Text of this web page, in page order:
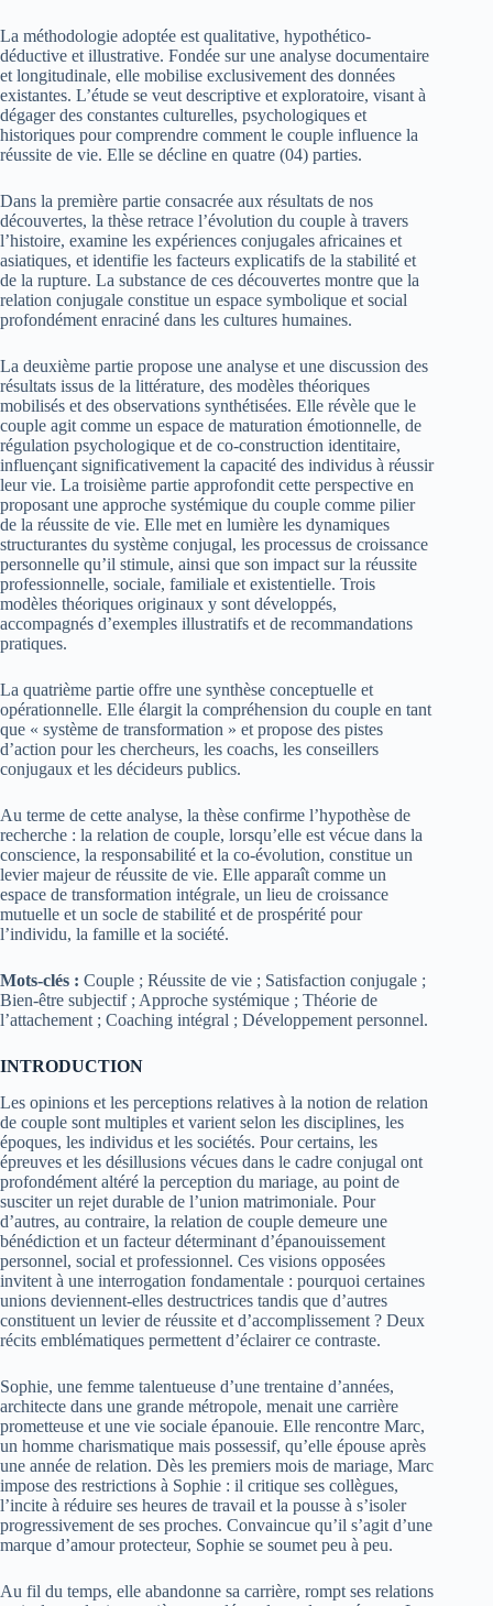
La méthodologie adoptée est qualitative, hypothético-
déductive et illustrative. Fondée sur une analyse documentaire
et longitudinale, elle mobilise exclusivement des données
existantes. L’étude se veut descriptive et exploratoire, visant à
dégager des constantes culturelles, psychologiques et
historiques pour comprendre comment le couple influence la
réussite de vie. Elle se décline en quatre (04) parties.
Dans la première partie consacrée aux résultats de nos
découvertes, la thèse retrace l’évolution du couple à travers
l’histoire, examine les expériences conjugales africaines et
asiatiques, et identifie les facteurs explicatifs de la stabilité et
de la rupture. La substance de ces découvertes montre que la
relation conjugale constitue un espace symbolique et social
profondément enraciné dans les cultures humaines.
La deuxième partie propose une analyse et une discussion des
résultats issus de la littérature, des modèles théoriques
mobilisés et des observations synthétisées. Elle révèle que le
couple agit comme un espace de maturation émotionnelle, de
régulation psychologique et de co-construction identitaire,
influençant significativement la capacité des individus à réussir
leur vie. La troisième partie approfondit cette perspective en
proposant une approche systémique du couple comme pilier
de la réussite de vie. Elle met en lumière les dynamiques
structurantes du système conjugal, les processus de croissance
personnelle qu’il stimule, ainsi que son impact sur la réussite
professionnelle, sociale, familiale et existentielle. Trois
modèles théoriques originaux y sont développés,
accompagnés d’exemples illustratifs et de recommandations
pratiques.
La quatrième partie offre une synthèse conceptuelle et
opérationnelle. Elle élargit la compréhension du couple en tant
que « système de transformation » et propose des pistes
d’action pour les chercheurs, les coachs, les conseillers
conjugaux et les décideurs publics.
Au terme de cette analyse, la thèse confirme l’hypothèse de
recherche : la relation de couple, lorsqu’elle est vécue dans la
conscience, la responsabilité et la co-évolution, constitue un
levier majeur de réussite de vie. Elle apparaît comme un
espace de transformation intégrale, un lieu de croissance
mutuelle et un socle de stabilité et de prospérité pour
l’individu, la famille et la société.
Mots-clés : Couple ; Réussite de vie ; Satisfaction conjugale ;
Bien-être subjectif ; Approche systémique ; Théorie de
l’attachement ; Coaching intégral ; Développement personnel.
INTRODUCTION
Les opinions et les perceptions relatives à la notion de relation
de couple sont multiples et varient selon les disciplines, les
époques, les individus et les sociétés. Pour certains, les
épreuves et les désillusions vécues dans le cadre conjugal ont
profondément altéré la perception du mariage, au point de
susciter un rejet durable de l’union matrimoniale. Pour
d’autres, au contraire, la relation de couple demeure une
bénédiction et un facteur déterminant d’épanouissement
personnel, social et professionnel. Ces visions opposées
invitent à une interrogation fondamentale : pourquoi certaines
unions deviennent-elles destructrices tandis que d’autres
constituent un levier de réussite et d’accomplissement ? Deux
récits emblématiques permettent d’éclairer ce contraste.
Sophie, une femme talentueuse d’une trentaine d’années,
architecte dans une grande métropole, menait une carrière
prometteuse et une vie sociale épanouie. Elle rencontre Marc,
un homme charismatique mais possessif, qu’elle épouse après
une année de relation. Dès les premiers mois de mariage, Marc
impose des restrictions à Sophie : il critique ses collègues,
l’incite à réduire ses heures de travail et la pousse à s’isoler
progressivement de ses proches. Convaincue qu’il s’agit d’une
marque d’amour protecteur, Sophie se soumet peu à peu.
Au fil du temps, elle abandonne sa carrière, rompt ses relations